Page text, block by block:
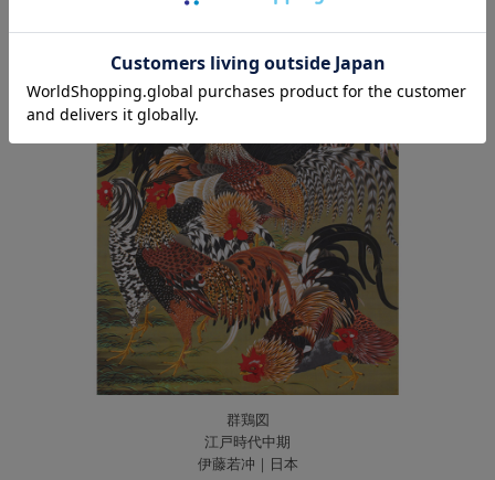
群鶏図
江戸時代中期
伊藤若冲｜日本